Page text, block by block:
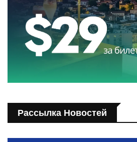
Рассылка Новостей